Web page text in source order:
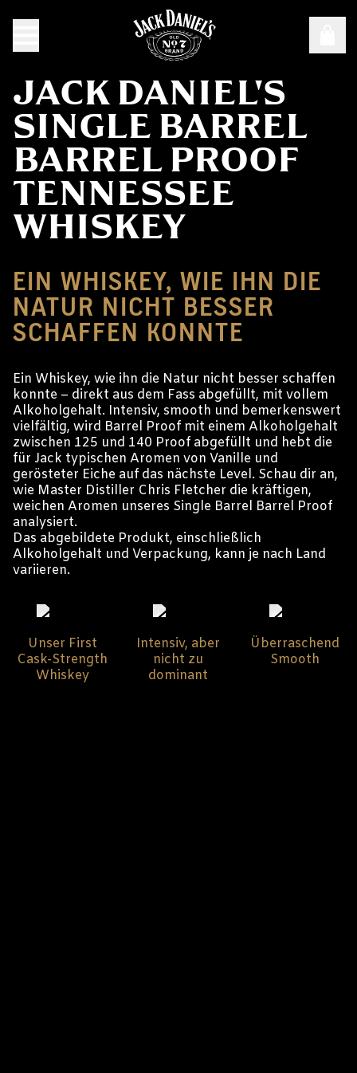
JACK DANIEL'S
SINGLE BARREL
BARREL PROOF
TENNESSEE
WHISKEY
EIN WHISKEY, WIE IHN DIE
NATUR NICHT BESSER
SCHAFFEN KONNTE
Ein Whiskey, wie ihn die Natur nicht besser schaffen
konnte – direkt aus dem Fass abgefüllt, mit vollem
Alkoholgehalt. Intensiv, smooth und bemerkenswert
vielfältig, wird Barrel Proof mit einem Alkoholgehalt
zwischen 125 und 140 Proof abgefüllt und hebt die
für Jack typischen Aromen von Vanille und
gerösteter Eiche auf das nächste Level. Schau dir an,
wie Master Distiller Chris Fletcher die kräftigen,
weichen Aromen unseres Single Barrel Barrel Proof
analysiert.
Das abgebildete Produkt, einschließlich
Alkoholgehalt und Verpackung, kann je nach Land
variieren.
Unser First
Cask-Strength
Whiskey
Intensiv, aber
nicht zu
dominant
Überraschend
Smooth